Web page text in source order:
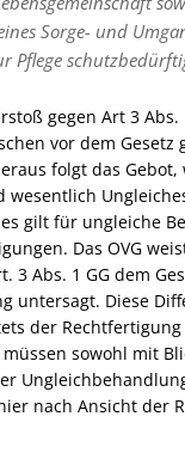
Sorge- und
Pflege
gegen Art 3 Abs.
vor dem Gesetz
folgt das Gebot,
wesentlich
gilt für ungleiche
Das OVG
3 Abs. 1 GG dem
untersagt. Diese
der
sowohl mit
nach Ansicht der